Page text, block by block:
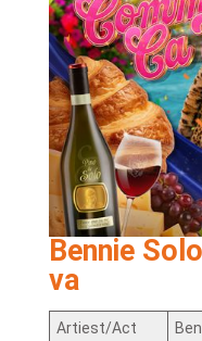
Bennie
va
Artiest/Act